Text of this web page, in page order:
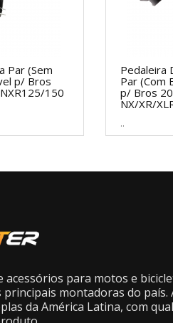
Par (Sem
p/ Bros
150
Pedaleira
Par (Com
p/ Bros
NX/XR/
..
acessórios para motos e
montadoras do país.
da América Latina, com